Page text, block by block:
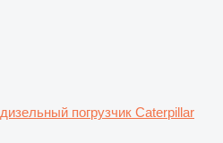
дизельный погрузчик Caterpillar